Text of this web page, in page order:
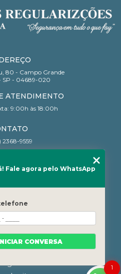
80 - Campo Grande
SP - 04689-020
ATENDIMENTO
9:00h às 18:00h
2368-9559
Somos
Blog
Contato
1
Fale agora pelo WhatsApp
CONVERSA